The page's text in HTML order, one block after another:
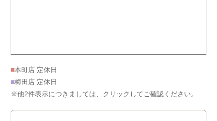
■本町店 定休日
■梅田店 定休日
※他2件表示につきましては、クリックしてご確認ください。